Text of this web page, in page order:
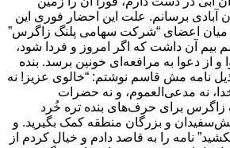
آبادی برسانم. علت این احضار فوری این
میان اعضای “شرکت سهامی پلنگ زاگرس”
بیم آن داشت که اگر امروز و فردا شود،
از دعوا به مرافعه‌ای خونین برسد. بنده
نامه مش قاسم نوشتم: “خالوی عزیز! نه
نه مدعی‌العموم، و نه حضرات
زاگرس برای حرف‌های بنده تره خُرد
و بزرگان منطقه کمک بگیرید. و
نامه را به قاصد دادم و خیال کردم از